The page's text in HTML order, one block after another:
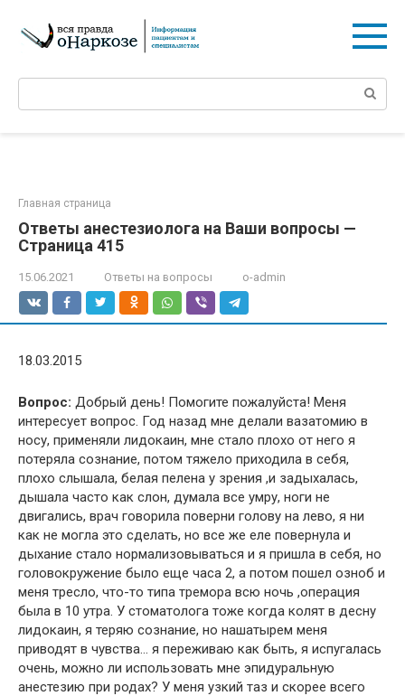
контенту
Поиск:
Главная страница
Ответы анестезиолога на Ваши вопросы —
Страница 415
15.06.2021 Ответы на вопросы o-admin
18.03.2015
Вопрос: Добрый день! Помогите пожалуйста! Меня
интересует вопрос. Год назад мне делали вазатомию в
носу, применяли лидокаин, мне стало плохо от него я
потеряла сознание, потом тяжело приходила в себя,
плохо слышала, белая пелена у зрения ,и задыхалась,
дышала часто как слон, думала все умру, ноги не
двигались, врач говорила поверни голову на лево, я ни
как не могла это сделать, но все же еле повернула и
дыхание стало нормализовываться и я пришла в себя, но
головокружение было еще часа 2, а потом пошел озноб и
меня тресло, что-то типа тремора всю ночь ,операция
была в 10 утра. У стоматолога тоже когда колят в десну
лидокаин, я теряю сознание, но нашатырем меня
приводят в чувства… я переживаю как быть, я испугалась
очень, можно ли использовать мне эпидуральную
анестезию при родах? У меня узкий таз и скорее всего